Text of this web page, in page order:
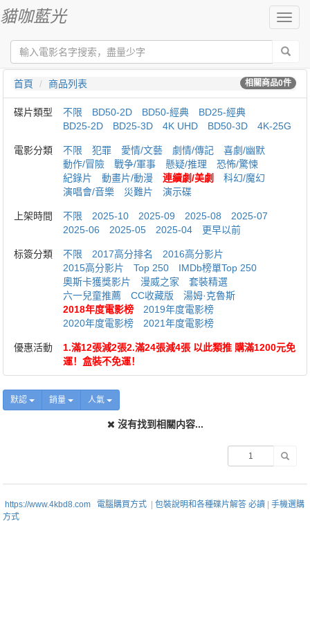
切
換
導
貓咖藍光
相關商品0件
首頁 商品列表
碟片類型 不限 BD50-2D BD50-經典
BD25-經典
BD25-2D
BD25-3D 4K UHD BD50-3D 4K-25G
電影分類 不限 犯罪 愛情/文藝 劇情/傳記
喜劇/幽默
動作/冒險
戰争/軍事 懸疑/推理
恐怖/驚悚
紀錄片
動畫片/動漫 連續劇/美劇
科幻/魔幻
演唱會/音樂
災難片 演示碟
上架時間 不限 2025-10 2025-09 2025-08
2025-07
2025-06
2025-05 2025-04 更早以前
标簽分類 不限 2017高分排名
2016高分影片
2015高分影片
Top 250
IMDb榜單Top 250
奧斯卡獲獎影片
漫威之家
套裝精選
六一兒童推薦
CC收藏版
湯姆·克魯斯
2018年度電影榜
2019年度電影榜
2020年度電影榜
2021年度電影榜
優惠活動
1.滿12張減2張2.滿24張減4張 以此類推 購滿1200元免
運！盒裝不免運！
默認 銷量 人氣
沒有找到相關内容...
https://www.4kbd8.com 電腦購買方式 包裝說明和各種碟片解答 必讀
手機選購
方式